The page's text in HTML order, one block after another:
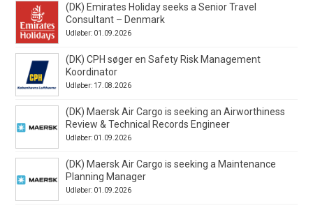
(DK) Emirates Holiday seeks a Senior Travel
Consultant – Denmark
Udløber: 01.09.2026
(DK) CPH søger en Safety Risk Management
Koordinator
Udløber: 17.08.2026
(DK) Maersk Air Cargo is seeking an Airworthiness
Review & Technical Records Engineer
Udløber: 01.09.2026
(DK) Maersk Air Cargo is seeking a Maintenance
Planning Manager
Udløber: 01.09.2026